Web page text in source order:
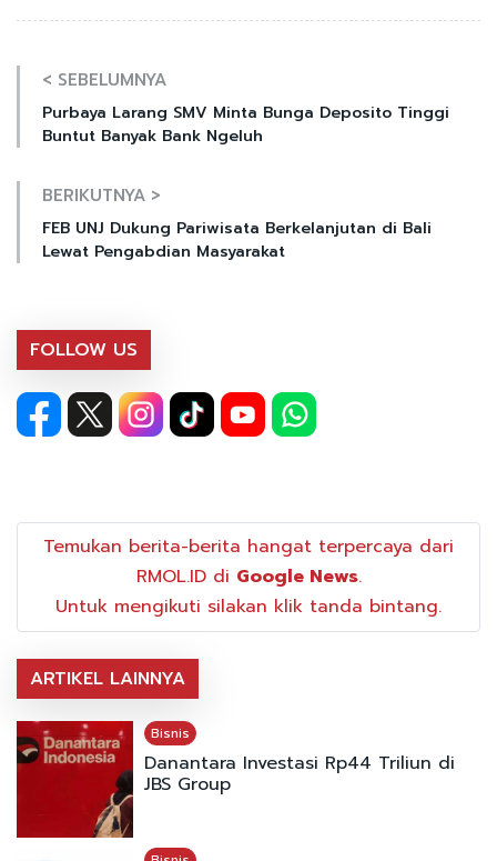
< SEBELUMNYA
Purbaya Larang SMV Minta Bunga Deposito Tinggi
Buntut Banyak Bank Ngeluh
BERIKUTNYA >
FEB UNJ Dukung Pariwisata Berkelanjutan di Bali
Lewat Pengabdian Masyarakat
FOLLOW US
Temukan berita-berita hangat terpercaya dari
RMOL.ID di Google News.
Untuk mengikuti silakan klik tanda bintang.
ARTIKEL LAINNYA
Bisnis
Danantara Investasi Rp44 Triliun di
JBS Group